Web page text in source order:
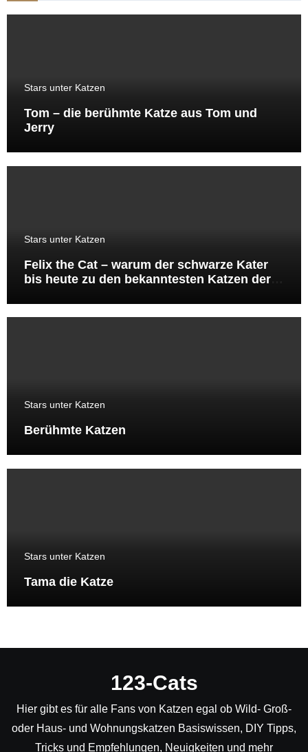
Stars unter Katzen
Tom – die berühmte Katze aus Tom und
Jerry
Stars unter Katzen
Felix the Cat – warum der schwarze Kater
bis heute zu den bekanntesten Katzen der
Stars unter Katzen
Berühmte Katzen
Stars unter Katzen
Tama die Katze
123-Cats
Hier gibt es für alle Fans von Katzen egal ob Wild- Groß-
oder Haus- und Wohnungskatzen Basiswissen, DIY Tipps,
Tricks und Empfehlungen, Neuigkeiten und mehr